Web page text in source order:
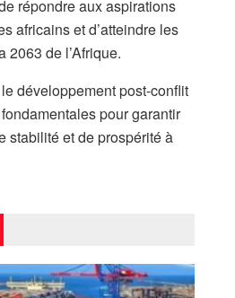
répondre aux aspirations
africains et d’atteindre les
2063 de l’Afrique.
développement post-conflit
pour garantir
stabilité et de prospérité à